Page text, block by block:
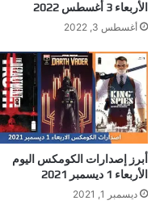
الأربعاء 3 أغسطس 2022
أغسطس 3, 2022
أبرز إصدارات الكومكس اليوم
الأربعاء 1 ديسمبر 2021
ديسمبر 1, 2021